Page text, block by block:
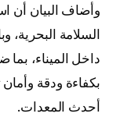
وأضاف البيان أن
السلامة البحرية،
داخل الميناء،
بكفاءة ودقة
أحدث المعدات.